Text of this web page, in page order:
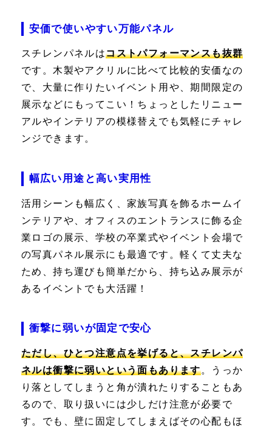
安価で使いやすい万能パネル
スチレンパネルはコストパフォーマンスも抜群
です。木製やアクリルに比べて比較的安価なの
で、大量に作りたいイベント用や、期間限定の
展示などにもってこい！ちょっとしたリニュー
アルやインテリアの模様替えでも気軽にチャレ
ンジできます。
幅広い用途と高い実用性
活用シーンも幅広く、家族写真を飾るホームイ
ンテリアや、オフィスのエントランスに飾る企
業ロゴの展示、学校の卒業式やイベント会場で
の写真パネル展示にも最適です。軽くて丈夫な
ため、持ち運びも簡単だから、持ち込み展示が
あるイベントでも大活躍！
衝撃に弱いが固定で安心
ただし、ひとつ注意点を挙げると、スチレンパ
ネルは衝撃に弱いという面もあります。うっか
り落としてしまうと角が潰れたりすることもあ
るので、取り扱いには少しだけ注意が必要で
す。でも、壁に固定してしまえばその心配もほ